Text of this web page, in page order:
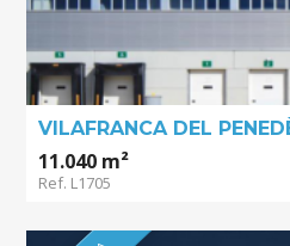
VILAFRANCA DEL
11.040 m²
Ref. L1705